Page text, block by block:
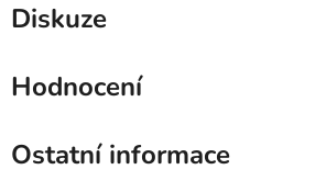
Diskuze
Hodnocení
Ostatní informace